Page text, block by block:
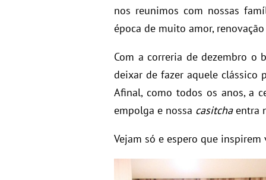
nos reunimos com nossas
época de muito amor,
Com a correria de dezembro o
deixar de fazer aquele clássico
Afinal, como todos os anos, a
empolga e nossa casitchaentra
Vejam só e espero que inspirem